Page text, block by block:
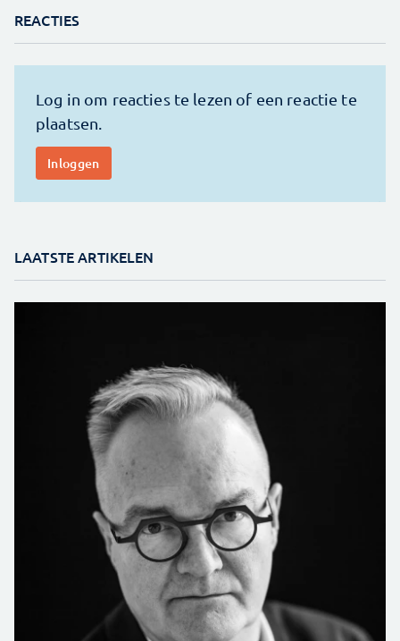
REACTIES
LAATSTE ARTIKELEN